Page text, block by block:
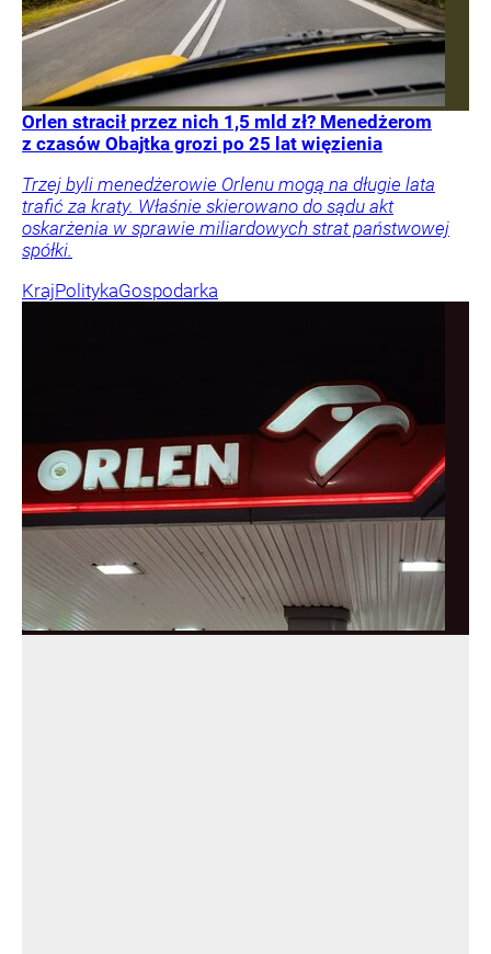
Orlen stracił przez nich 1,5 mld zł? Menedżerom
z czasów Obajtka grozi po 25 lat więzienia
Trzej byli menedżerowie Orlenu mogą na długie lata
trafić za kraty. Właśnie skierowano do sądu akt
oskarżenia w sprawie miliardowych strat państwowej
spółki.
KrajPolitykaGospodarka